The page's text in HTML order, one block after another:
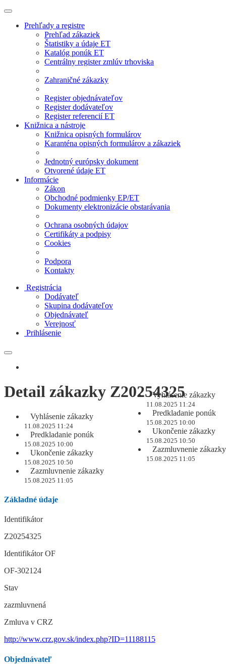
Prehľady a registre
Prehľad zákaziek
Štatistiky a údaje ET
Katalóg ponúk ET
Centrálny register zmlúv trhoviska
Zahraničné zákazky
Register objednávateľov
Register dodávateľov
Register referencií ET
Knižnica a nástroje
Knižnica opisných formulárov
Karanténa opisných formulárov a zákaziek
Jednotný európsky dokument
Otvorené údaje ET
Informácie
Zákon
Obchodné podmienky EP/ET
Dokumenty elektronizácie obstarávania
Ochrana osobných údajov
Certifikáty a podpisy
Cookies
Podpora
Kontakty
Registrácia
Dodávateľ
Skupina dodávateľov
Objednávateľ
Verejnosť
Prihlásenie
Vyhlásenie zákazky
11.08.2025 11:24
Predkladanie ponúk
15.08.2025 10:00
Ukončenie zákazky
15.08.2025 10:50
Zazmluvnenie zákazky
15.08.2025 11:05
Detail zákazky Z20254325
Vyhlásenie zákazky
11.08.2025 11:24
Predkladanie ponúk
15.08.2025 10:00
Ukončenie zákazky
15.08.2025 10:50
Zazmluvnenie zákazky
15.08.2025 11:05
Základné údaje
Identifikátor
Z20254325
Identifikátor OF
OF-302124
Stav
zazmluvnená
Zmluva v CRZ
http://www.crz.gov.sk/index.php?ID=11188115
Objednávateľ